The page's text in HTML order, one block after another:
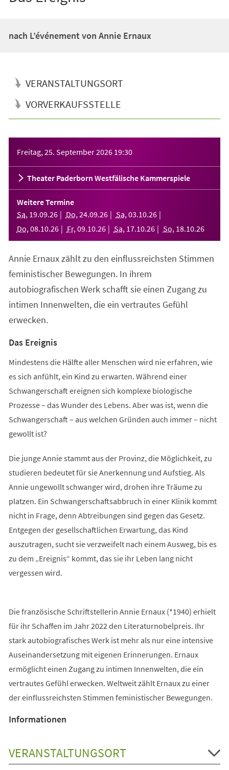
nach L’événement von Annie Ernaux
VERANSTALTUNGSORT
VORVERKAUFSSTELLE
Freitag, 25. September 2026 19:30
Theater Paderborn Westfälische Kammerspiele
Weitere Termine
Sa, 19.09.26 Do, 24.09.26 Sa, 03.10.26
Do, 08.10.26 Fr, 09.10.26 Sa, 17.10.26 So, 18.10.26
Annie Ernaux zählt zu den einflussreichsten Stimmen
feministischer Bewegungen. In ihrem
autobiografischen Werk schafft sie einen Zugang zu
intimen Innenwelten, die ein vertrautes Gefühl
erwecken.
Das Ereignis
Mindestens die Hälfte aller Menschen wird nie erfahren, wie
es sich anfühlt, ein Kind zu erwarten. Während einer
Schwangerschaft ereignen sich komplexe biologische
Prozesse – das Wunder des Lebens. Aber was ist, wenn die
Schwangerschaft – aus welchen Gründen auch immer – nicht
gewollt ist?
Die junge Annie stammt aus der Provinz, die Möglichkeit, zu
studieren bedeutet für sie Anerkennung und Aufstieg. Als
Annie ungewollt schwanger wird, drohen ihre Träume zu
platzen. Ein Schwangerschaftsabbruch in einer Klinik kommt
nicht in Frage, denn Abtreibungen sind gegen das Gesetz.
Entgegen der gesellschaftlichen Erwartung, das Kind
auszutragen, sucht sie verzweifelt nach einem Ausweg, bis es
zu dem „Ereignis“ kommt, das sie ihr Leben lang nicht
vergessen wird.
Die französische Schriftstellerin Annie Ernaux (*1940) erhielt
für ihr Schaffen im Jahr 2022 den Literaturnobelpreis. Ihr
stark autobiografisches Werk ist mehr als nur eine intensive
Auseinandersetzung mit eigenen Erinnerungen. Ernaux
ermöglicht einen Zugang zu intimen Innenwelten, die ein
vertrautes Gefühl erwecken. Weltweit zählt Ernaux zu einer
der einflussreichsten Stimmen feministischer Bewegungen.
Informationen
VERANSTALTUNGSORT